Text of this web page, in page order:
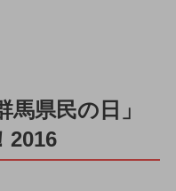
県民の日」
2016